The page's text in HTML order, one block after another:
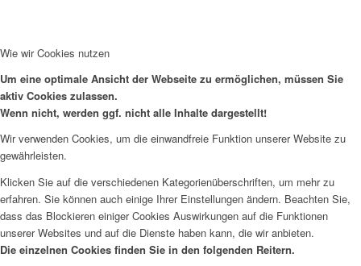
Wie wir Cookies nutzen
Um eine optimale Ansicht der Webseite zu ermöglichen, müssen Sie
aktiv Cookies zulassen.
Wenn nicht, werden ggf. nicht alle Inhalte dargestellt!
Wir verwenden Cookies, um die einwandfreie Funktion unserer Website zu
gewährleisten.
Klicken Sie auf die verschiedenen Kategorienüberschriften, um mehr zu
erfahren. Sie können auch einige Ihrer Einstellungen ändern. Beachten Sie,
dass das Blockieren einiger Cookies Auswirkungen auf die Funktionen
unserer Websites und auf die Dienste haben kann, die wir anbieten.
Die einzelnen Cookies finden Sie in den folgenden Reitern.